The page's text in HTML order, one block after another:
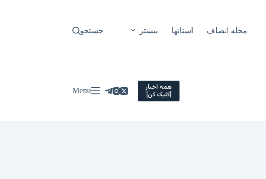
مجله انصاف استانها بیشتر جستجو
همه اخبار
[کلیک کن] Menu